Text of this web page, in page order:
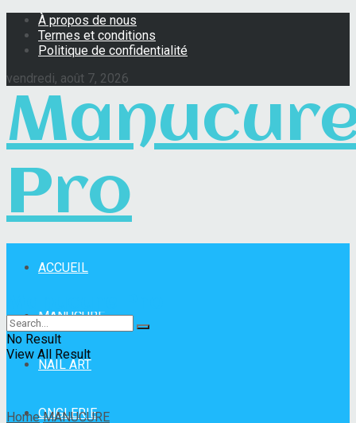
À propos de nous
Termes et conditions
Politique de confidentialité
vendredi, août 7, 2026
Pro
ACCUEIL
MANUCURE
NAIL ART
ONGLERIE
No Result
View All Result
Home MANUCURE